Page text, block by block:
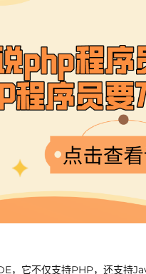
，它不仅支持PHP，还支持